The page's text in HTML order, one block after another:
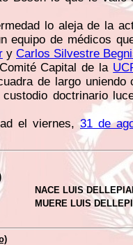
lo aleja de la
equipo de médicos
y Carlos Silvestre
Capital de la
de largo uniendo
doctrinario
el viernes,31 de
NACE LUIS
MUERE LUIS